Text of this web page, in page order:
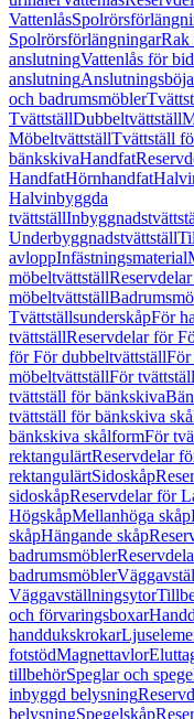
Vattenlås
SpolrörsförlängningarRak
anslutningVattenlås för
anslutning
och badrumsmöbler
TvättställDubbeltvättställ
MöbeltvättställTvättställ
bänkskivaHandfat
HandfatHörnhandfat
Halvinbyggda
tvättställ
Underbyggnadstvättställ
avloppInfästningsmaterial
möbeltvättställ
möbeltvättställ
TvättställsunderskåpFör
tvättställReservdelar för
för För dubbeltvättställFör
möbeltvättställFör
tvättställ för bänkskiva
tvättställ för bänkskiva
bänkskiva skålformFör
rektangulärtReservdelar
rektangulärtSidoskåp
sidoskåpReservdelar för
HögskåpMellanhöga skåp
skåpHängande skåp
badrumsmöbler
badrumsmöbler
Väggavställningsytor
och förvaringsboxar
handdukskrokar
fotstödMagnettavlor
tillbehörSpeglar och
inbyggd belysning
belysningSpegelskåp